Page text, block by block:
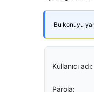
Bu konuyu
Kullanıcı adı:
Parola: